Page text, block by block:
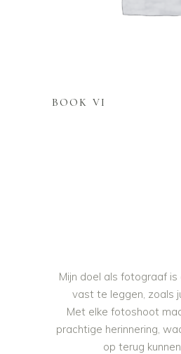
BOOK VI
Mijn doel als fotograaf is
vast te leggen, zoals
Met elke fotoshoot
prachtige herinnering,
op terug